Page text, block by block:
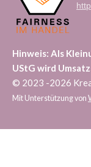
Hinweis: Als
UStG wird
© 2023 -2026
Mit Unterstützung von